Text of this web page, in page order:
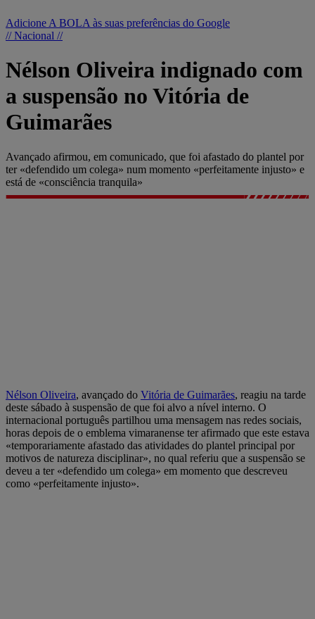
Adicione A BOLA às suas preferências do Google
// Nacional //
Nélson Oliveira indignado com
a suspensão no Vitória de
Guimarães
Avançado afirmou, em comunicado, que foi afastado do plantel por
ter «defendido um colega» num momento «perfeitamente injusto» e
está de «consciência tranquila»
Nélson Oliveira, avançado do Vitória de Guimarães, reagiu na tarde
deste sábado à suspensão de que foi alvo a nível interno. O
internacional português partilhou uma mensagem nas redes sociais,
horas depois de o emblema vimaranense ter afirmado que este estava
«temporariamente afastado das atividades do plantel principal por
motivos de natureza disciplinar», no qual referiu que a suspensão se
deveu a ter «defendido um colega» em momento que descreveu
como «perfeitamente injusto».